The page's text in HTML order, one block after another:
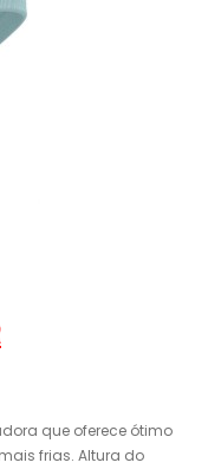
que oferece ótimo
frias. Altura do